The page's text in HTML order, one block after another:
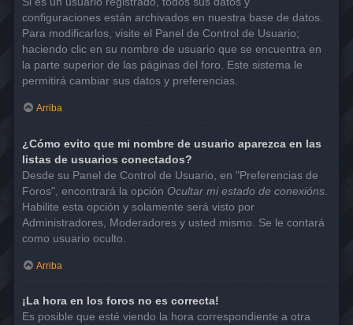
configuraciones están archivados en nuestra base de datos.
Para modificarlos, visite el Panel de Control de Usuario;
haciendo clic en su nombre de usuario que se encuentra en
la parte superior de las páginas del foro. Este sistema le
permitirá cambiar sus datos y preferencias.
Arriba
¿Cómo evito que mi nombre de usuario aparezca en las
listas de usuarios conectados?
Desde su Panel de Control de Usuario, en "Preferencias de
Foros", encontrará la opción Ocultar mi estado de conexións
Habilite esta opción y solamente será visto por
Administradores, Moderadores y usted mismo. Se le contará
como usuario oculto.
Arriba
¡La hora en los foros no es correcta!
Es posible que esté viendo la hora correspondiente a otra